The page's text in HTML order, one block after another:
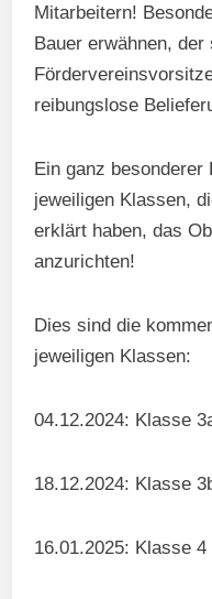
Mitarbeitern!
Bauer erwähnen,
reibungslose
Ein ganz
jeweiligen Klassen,
erklärt haben, das
anzurichten!
Dies sind die
jeweiligen Klassen:
04.12.2024: Klasse
18.12.2024: Klasse
16.01.2025: Klasse 4